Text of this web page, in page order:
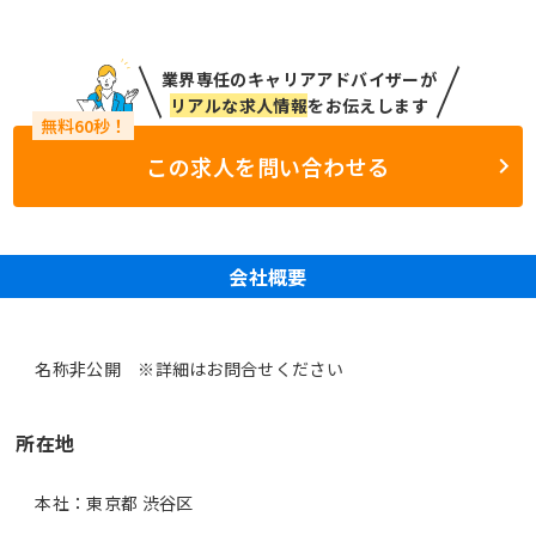
業界専任のキャリアアドバイザーが
リアルな求人情報をお伝えします
この求人を問い合わせる
会社概要
名称非公開 ※詳細はお問合せください
所在地
本社：東京都 渋谷区